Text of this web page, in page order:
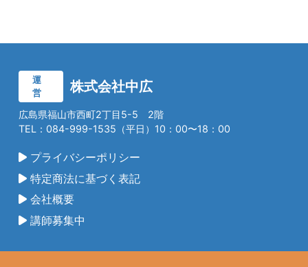
運
営
株式会社中広
広島県福山市西町2丁目5-5 2階
TEL：084-999-1535（平日）10：00〜18：00
プライバシーポリシー
特定商法に基づく表記
会社概要
講師募集中